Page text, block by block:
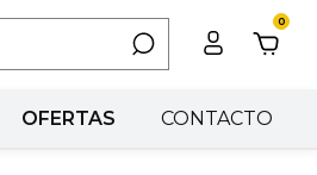
0
OFERTAS CONTACTO